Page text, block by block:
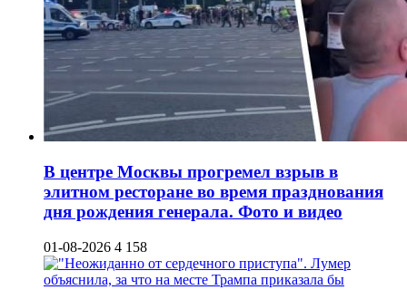
В центре Москвы прогремел взрыв в
элитном ресторане во время празднования
дня рождения генерала. Фото и видео
01-08-2026 4 158